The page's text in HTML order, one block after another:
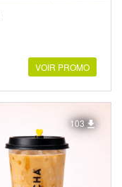
VOIR PROMO
103